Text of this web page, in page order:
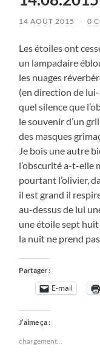
14 AOÛT 2015 / 0
Les étoiles ont
un lampadaire
les nuages
(en direction de lui-
quel silence que
le souvenir d’un
des masques
Je bois une autre
l’obscurité a-t-elle
pourtant l’olivier,
il est grand il
au-dessus de lui
une étoile sept huit
la nuit ne prend
Partager :
E-mail
J’aime ça :
chargement…